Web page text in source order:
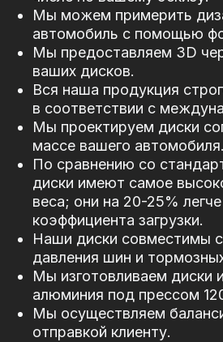
Мы можем примерить
автомобиль с помощью
Мы предоставляем 3D
ваших дисков.
Вся наша продукция
в соответствии с
Мы проектируем диски
массе вашего автомобиля.
По сравнению со
диски имеют самое
веса; они на 20-25%
коэффициента загрузки.
Наши диски совместимы
давления шин и
Мы изготовливаем диски
алюминия под прессом
Мы осуществляем
отправкой клиенту.